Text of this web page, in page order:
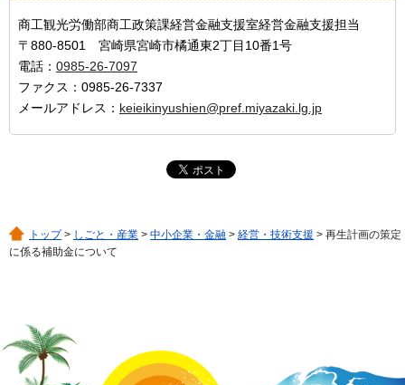
商工観光労働部商工政策課経営金融支援室経営金融支援担当
〒880-8501 宮崎県宮崎市橘通東2丁目10番1号
電話： 0985-26-7097
ファクス：0985-26-7337
メールアドレス： keieikinyushien@pref.miyazaki.lg.jp
トップ> しごと・産業 > 中小企業・金融 > 経営・技術支援 > 再生計画の策定
に係る補助金について